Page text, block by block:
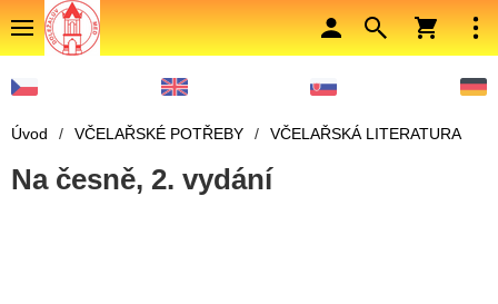
Úvod / VČELAŘSKÉ POTŘEBY / VČELAŘSKÁ LITERATURA
Na česně, 2. vydání